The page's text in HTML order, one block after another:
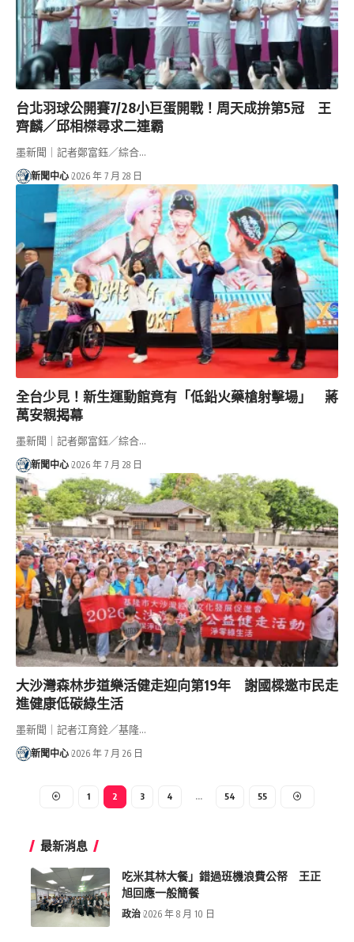
台北羽球公開賽7/28小巨蛋開戰！周天成拚第5冠 王
齊麟／邱相榤尋求二連霸
墨新聞｜記者鄭富鈺／綜合…
新聞中心 2026 年 7 月 28 日
全台少見！新生運動館竟有「低鉛火藥槍射擊場」 蔣
萬安親揭幕
墨新聞｜記者鄭富鈺／綜合…
新聞中心 2026 年 7 月 28 日
大沙灣森林步道樂活健走迎向第19年 謝國樑邀市民走
進健康低碳綠生活
墨新聞｜記者江育銓／基隆…
新聞中心 2026 年 7 月 26 日
1 2 3 4 ... 54 55
最新消息
吃米其林大餐」錯過班機浪費公帑 王正
旭回應一般簡餐
政治 2026 年 8 月 10 日